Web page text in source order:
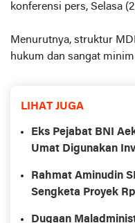
konferensi pers, Selasa
Menurutnya, struktur
hukum dan sangat
LIHAT JUGA
Eks Pejabat BNI
Umat Digunakan
Rahmat Aminudin
Sengketa Proyek
Dugaan